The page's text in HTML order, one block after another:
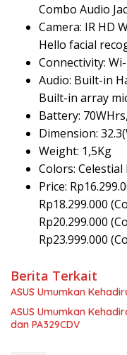
Combo Audio
Camera: IR HD
Hello facial
Connectivity:
Audio: Built-in
Built-in array
Battery:
Dimension:
Weight: 1,5Kg
Colors: Celestial
Price:
Rp18.299.000
Rp20.299.000
Rp23.999.000
Berita Terkait
ASUS Umumkan
ASUS Umumkan
dan PA329CDV